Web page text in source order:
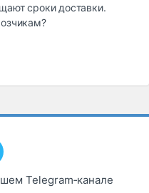
сроки доставки.
Telegram‑канале